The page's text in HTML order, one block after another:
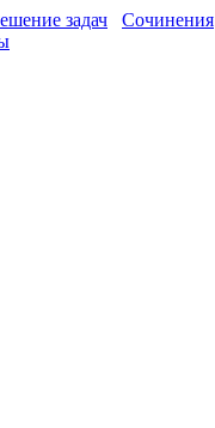
задач Сочинения